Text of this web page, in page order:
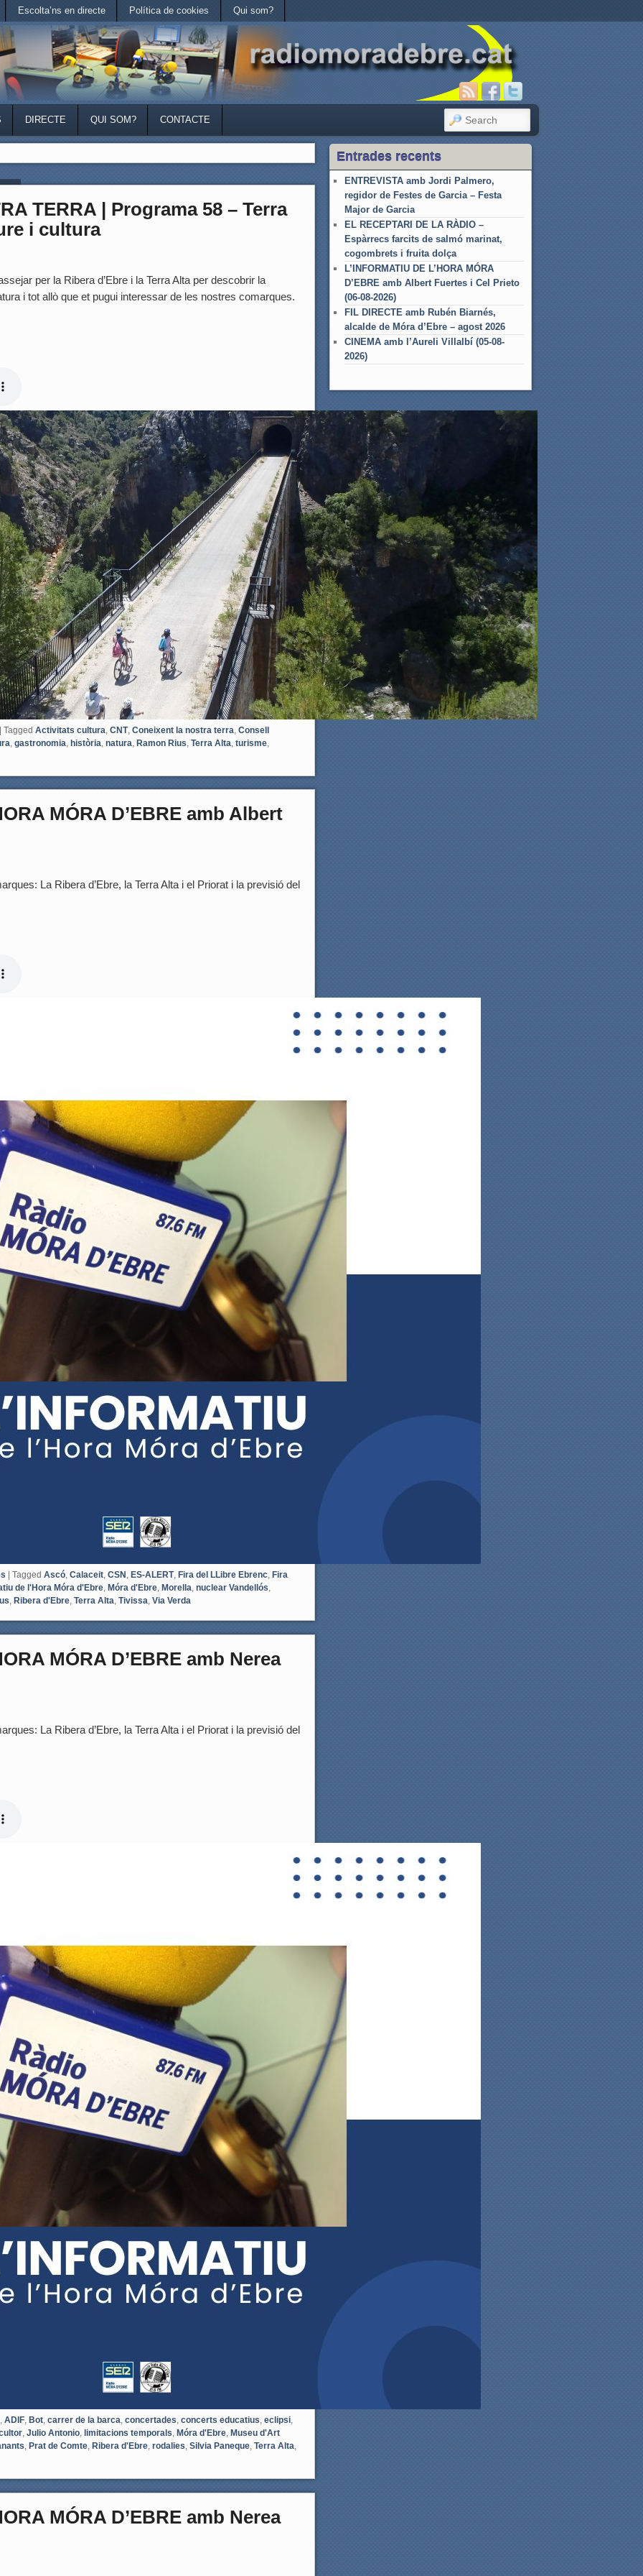
Escolta’ns en directe Política de cookies Qui som?
DIRECTE QUI SOM? CONTACTE SEARCH
»
TERRA | Programa 58 – Terra
i cultura
per la Ribera d’Ebre i la Terra Alta per descobrir la
i tot allò que et pugui interessar de les nostres comarques.
| Tagged Activitats cultura CNT, Coneixent la nostra terra Consell
gastronomia història natura Ramon Rius Terra Alta turisme
MÓRA D’EBRE amb Albert
La Ribera d’Ebre, la Terra Alta i el Priorat i la previsió del
Tagged Ascó, Calaceit, CSN , ES-ALERT, Fira del LLibre Ebrenc, Fira
de l'Hora Móra d'Ebre, Móra d'Ebre, Morella, nuclear Vandellós,
, Ribera d'Ebre, Terra Alta, Tivissa, Via Verda
MÓRA D’EBRE amb Nerea
La Ribera d’Ebre, la Terra Alta i el Priorat i la previsió del
, ADIF, Bot, carrer de la barca, concertades, concerts educatius, eclipsi,
, Julio Antonio, limitacions temporals, Móra d'Ebre, Museu d'Art
, Prat de Comte, Ribera d'Ebre, rodalies, Silvia Paneque, Terra Alta,
MÓRA D’EBRE amb Nerea
Entrades recents
ENTREVISTA amb Jordi Palmero,
regidor de Festes de Garcia – Festa
Major de Garcia
EL RECEPTARI DE LA RÀDIO –
Espàrrecs farcits de salmó marinat,
cogombrets i fruita dolça
L’INFORMATIU DE L’HORA MÓRA
D’EBRE amb Albert Fuertes i Cel Prieto
(06-08-2026)
FIL DIRECTE amb Rubén Biarnés,
alcalde de Móra d’Ebre – agost 2026
CINEMA amb l’Aureli Villalbí (05-08-
2026)